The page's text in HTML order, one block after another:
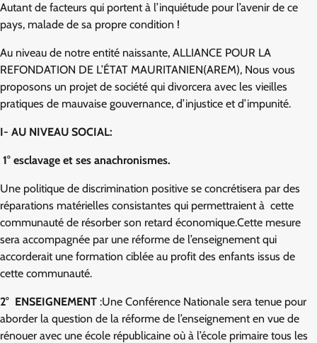
Autant de facteurs qui portent à l’inquiétude pour l’avenir de ce
pays, malade de sa propre condition !
Au niveau de notre entité naissante, ALLIANCE POUR LA
REFONDATION DE L’ÉTAT MAURITANIEN(AREM), Nous vous
proposons un projet de société qui divorcera avec les vieilles
pratiques de mauvaise gouvernance, d’injustice et d’impunité.
I- AU NIVEAU SOCIAL:
1° esclavage et ses anachronismes.
Une politique de discrimination positive se concrétisera par des
réparations matérielles consistantes qui permettraient à cette
communauté de résorber son retard économique.Cette mesure
sera accompagnée par une réforme de l’enseignement qui
accorderait une formation ciblée au profit des enfants issus de
cette communauté.
2° ENSEIGNEMENT :Une Conférence Nationale sera tenue pour
aborder la question de la réforme de l’enseignement en vue de
rénouer avec une école républicaine où à l’école primaire tous les